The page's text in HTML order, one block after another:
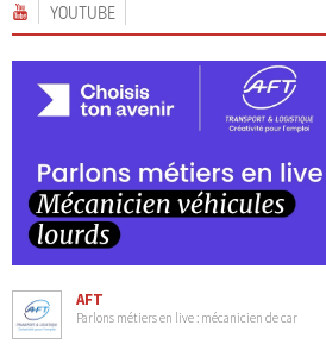
YOUTUBE
AFT
Parlons métiers en live : mécanicien de car